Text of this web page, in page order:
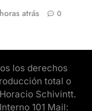
atrás 0
los derechos
total o
Schivintt.
101 Mail: